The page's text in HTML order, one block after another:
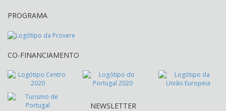
PROGRAMA
CO-FINANCIAMENTO
NEWSLETTER